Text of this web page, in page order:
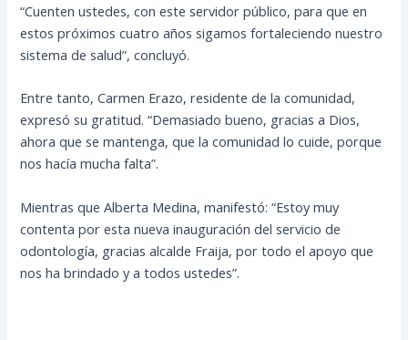
“Cuenten ustedes, con este servidor público, para que en
estos próximos cuatro años sigamos fortaleciendo nuestro
sistema de salud”, concluyó.
Entre tanto, Carmen Erazo, residente de la comunidad,
expresó su gratitud. “Demasiado bueno, gracias a Dios,
ahora que se mantenga, que la comunidad lo cuide, porque
nos hacía mucha falta”.
Mientras que Alberta Medina, manifestó: “Estoy muy
contenta por esta nueva inauguración del servicio de
odontología, gracias alcalde Fraija, por todo el apoyo que
nos ha brindado y a todos ustedes”.